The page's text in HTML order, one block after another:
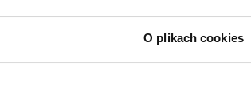
O plikach cookies
od 4910 zł
Łącznie